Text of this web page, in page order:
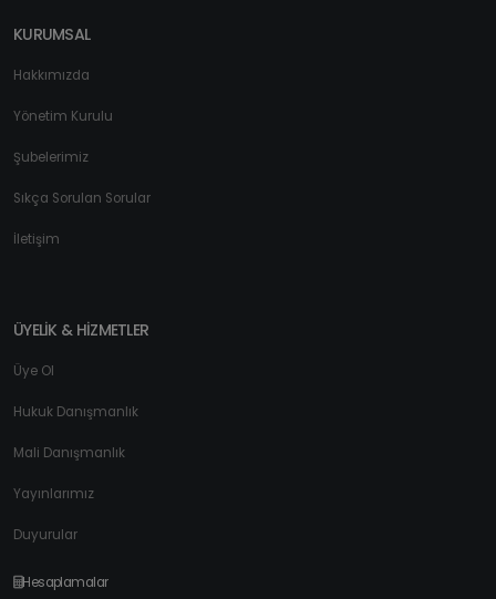
KURUMSAL
Hakkımızda
Yönetim Kurulu
Şubelerimiz
Sıkça Sorulan Sorular
İletişim
ÜYELİK & HİZMETLER
Üye Ol
Hukuk Danışmanlık
Mali Danışmanlık
Yayınlarımız
Duyurular
Hesaplamalar